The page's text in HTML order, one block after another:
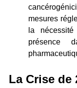
mesures
la
présence
La Crise de